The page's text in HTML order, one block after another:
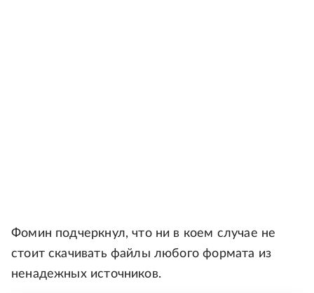
Фомин подчеркнул, что ни в коем случае не
стоит скачивать файлы любого формата из
ненадежных источников.